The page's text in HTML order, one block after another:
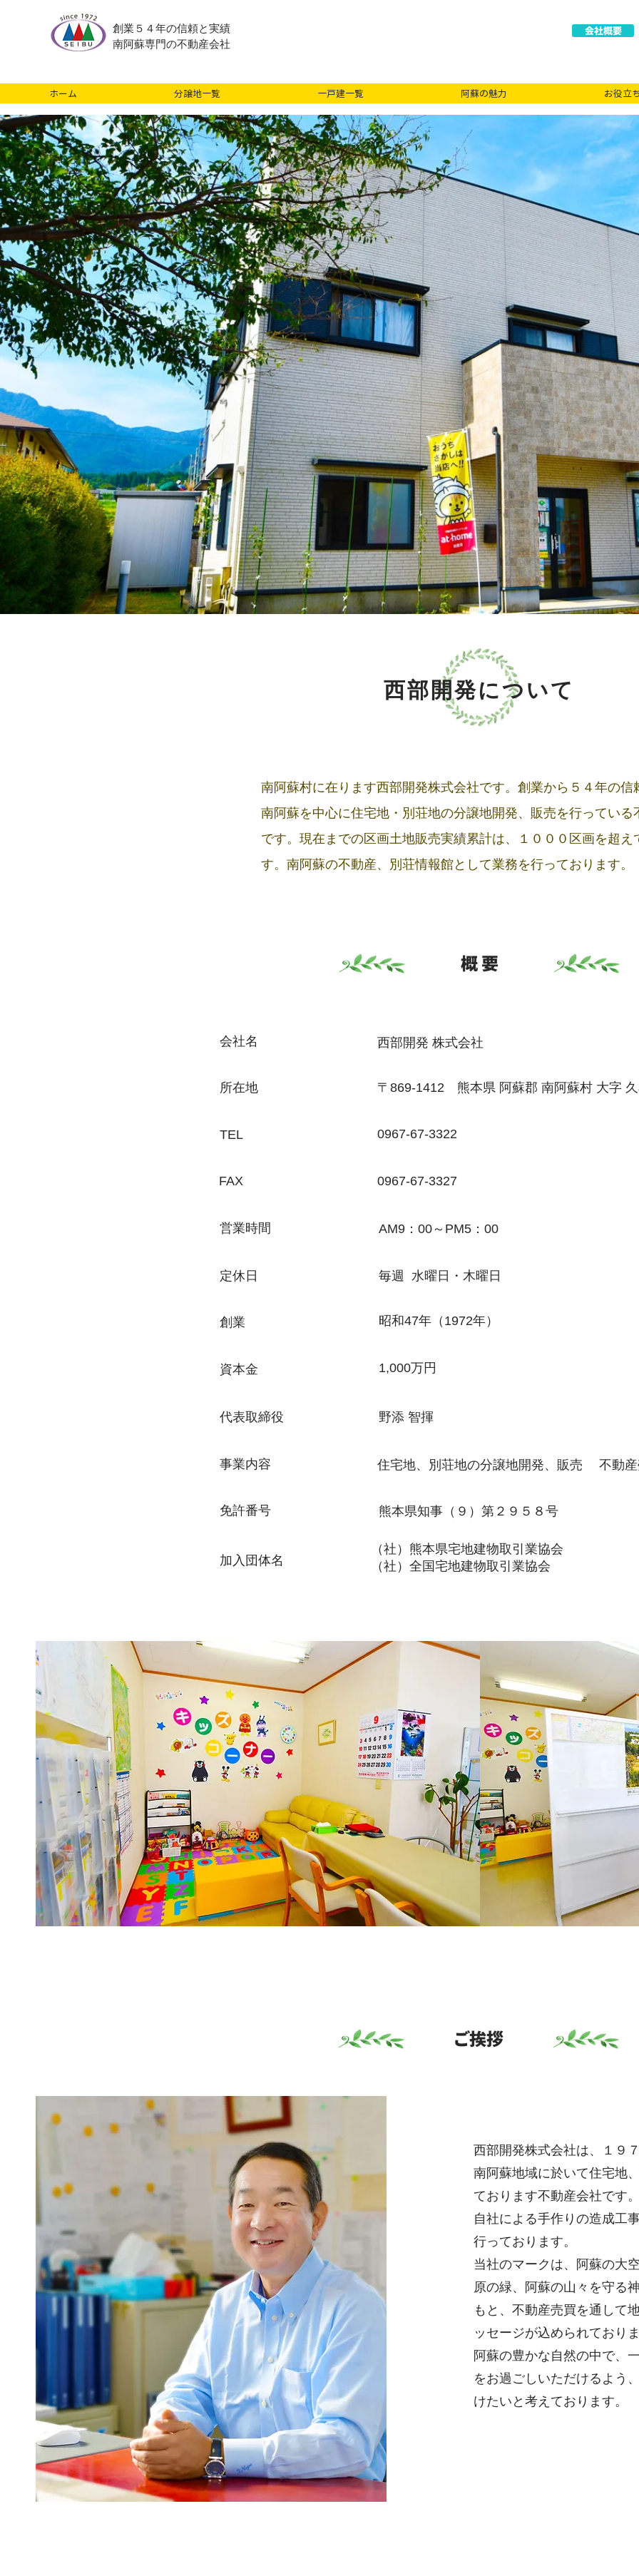
創業５４年の信頼と実績
南阿蘇専門の不動産会社
会社概要
ホーム 分譲地一覧 一戸建一覧 阿蘇の魅力 お役立
西部開発について
南阿蘇村に在ります西部開発株式会社です。創業から５４年の信
南阿蘇を中心に住宅地・別荘地の分譲地開発、販売を行っている
です。現在までの区画土地販売実績累計は、１０００区画を超え
す。南阿蘇の不動産、別荘情報館として業務を行っております。
概 要
会社名 西部開発 株式会社
​所在地 〒869-1412 熊本県 阿蘇郡 南阿蘇村 大字
TEL 0967-67-3322
​FAX 0967-67-3327
営業時間 AM9：00～PM5：00
定休日 毎週 水曜日・木曜日
創業 昭和47年（1972年）
資本金 1,000万円
​代表取締役 野添 智揮
事業内容 住宅地、別荘地の分譲地開発、販売 不動
免許番号 熊本県知事（９）第２９５８号
加入団体名
（社）熊本県宅地建物取引業協会
（社）全国宅地建物取引業協会
西部開発株式会社は、１９
南阿蘇地域に於いて住宅地
ております不動産会社です。
自社による手作りの造成工
行っております。
当社のマークは、阿蘇の大
原の緑、阿蘇の山々を守る
もと、不動産売買を通して
ッセージが込められておりま
阿蘇の豊かな自然の中で、
をお過ごしいただけるよう
けたいと考えております。
代表取締
​ご挨拶